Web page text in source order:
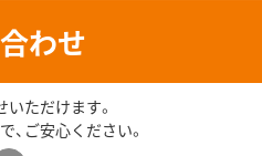
わせ
ただけます。
ご安心ください。